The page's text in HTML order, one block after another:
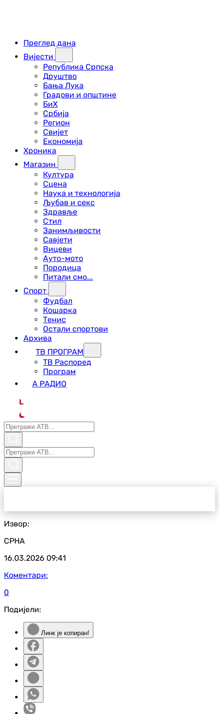
Преглед дана
Вијести
Република Српска
Друштво
Бања Лука
Градови и општине
БиХ
Србија
Регион
Свијет
Економија
Хроника
Магазин
Култура
Сцена
Наука и технологија
Љубав и секс
Здравље
Стил
Занимљивости
Савјети
Вицеви
Ауто-мото
Породица
Питали смо...
Спорт
Фудбал
Кошарка
Тенис
Остали спортови
Архива
ТВ ПРОГРАМ
ТВ Распоред
Програм
А РАДИО
L
Извор:
СРНА
16.03.2026 09:41
Коментари:
0
Подијели:
Линк је копиран!